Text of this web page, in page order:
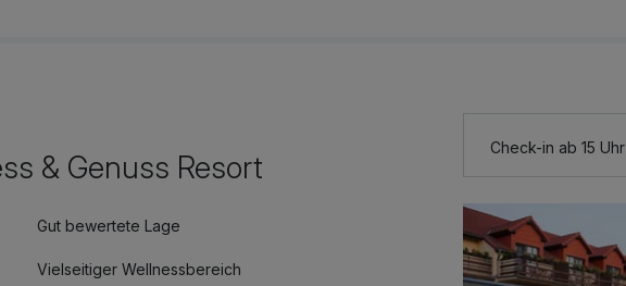
& Genuss Resort
Gut bewertete Lage
Vielseitiger Wellnessbereich
Check-in ab 15 Uhr